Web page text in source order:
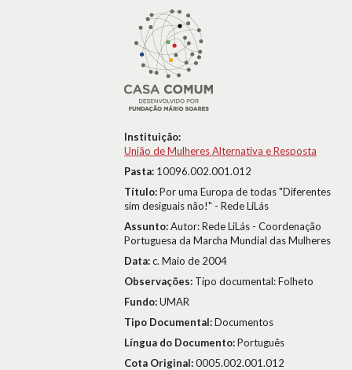
Instituição:
União de Mulheres Alternativa e Resposta
Pasta: 10096.002.001.012
Título:Por uma Europa de todas "Diferentes
sim desiguais não!" - Rede LiLás
Assunto:Autor: Rede LiLás - Coordenação
Portuguesa da Marcha Mundial das Mulheres
Data:c. Maio de 2004
Observações: Tipo documental: Folheto
Fundo:UMAR
Tipo Documental:Documentos
Língua do Documento:Português
Cota Original:0005.002.001.012